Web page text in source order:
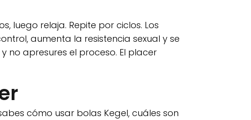
luego relaja. Repite por ciclos. Los
aumenta la resistencia sexual y se
no apresures el proceso. El placer
cómo usar bolas Kegel, cuáles son